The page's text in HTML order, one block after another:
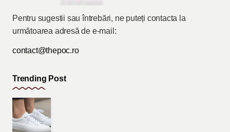
Pentru sugestii sau întrebări, ne puteți contacta la
următoarea adresă de e-mail:
contact@thepoc.ro
Trending Post